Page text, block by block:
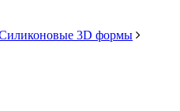
3D формы